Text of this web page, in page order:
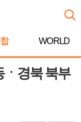
WORLD
경북 북부